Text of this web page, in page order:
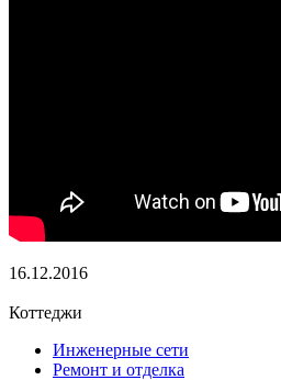
16.12.2016
Коттеджи
Инженерные сети
Ремонт и отделка